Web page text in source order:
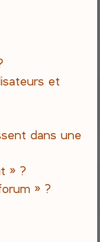
et
dans une
» ?
» ?